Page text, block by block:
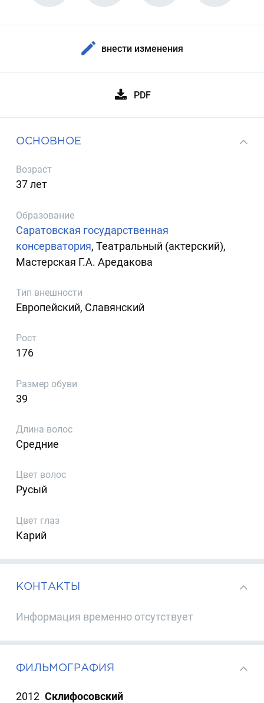
внести изменения
PDF
ОСНОВНОЕ
Возраст
37 лет
Образование
Саратовская государственная
консерватория, Театральный (актерский),
Мастерская Г.А. Аредакова
Тип внешности
Европейский, Славянский
Рост
176
Размер обуви
39
Длина волос
Средние
Цвет волос
Русый
Цвет глаз
Карий
КОНТАКТЫ
Информация временно отсутствует
ФИЛЬМОГРАФИЯ
2012 Склифосовский